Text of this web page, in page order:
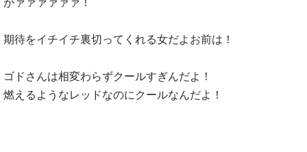
がァァァァァァ！
期待をイチイチ裏切ってくれる女だよお前は！
ゴドさんは相変わらずクールすぎんだよ！
燃えるようなレッドなのにクールなんだよ！